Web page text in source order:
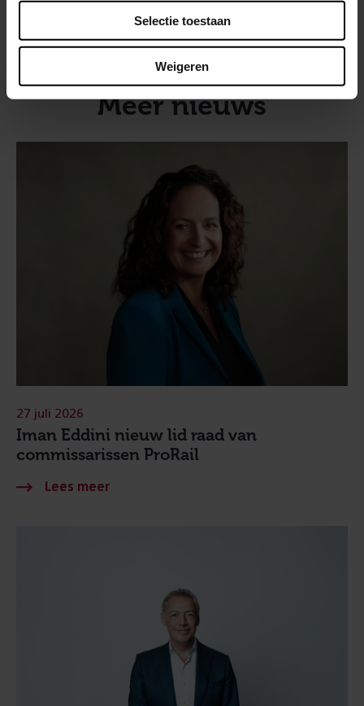
Selectie toestaan
Weigeren
Organisatie
Meer nieuws
Iman Eddini nieuw lid raad van
commissarissen ProRail
27 juli 2026